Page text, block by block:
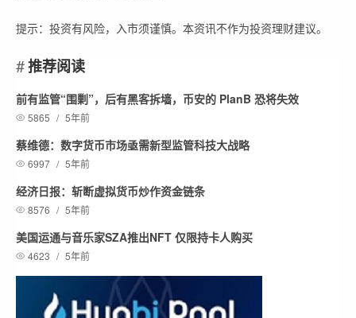
提示：投资有风险，入市须谨慎。本资讯不作为投资理财建议。
推荐阅读
前有监管“围剿”，后有黑客拆墙，币安的 PlanB 恐将失效
5865 / 5年前
蔡维德：数字货币市场亟需新型监管科技大战略
6997 / 5年前
经济日报：斩断虚拟货币炒作资金链条
8576 / 5年前
美国运通与音乐家SZA推出NFT 仅限持卡人购买
4623 / 5年前